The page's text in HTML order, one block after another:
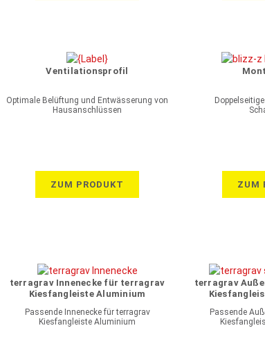
Ventilationsprofil
Optimale Belüftung und Entwässerung von
Hausanschlüssen
ZUM PRODUKT ZUM
terragrav Innenecke für terragrav
Kiesfangleiste Aluminium
Passende Innenecke für terragrav
Kiesfangleiste Aluminium
terragrav
Passende